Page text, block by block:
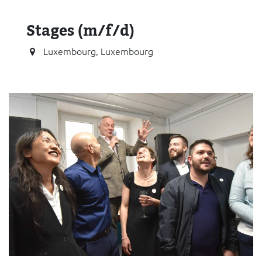
Stages (m/f/d)
Luxembourg, Luxembourg